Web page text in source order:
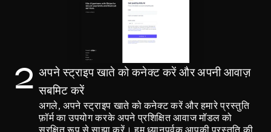
2 अपने स्ट्राइप खाते को कनेक्ट करें और अपनी आवाज़
सबमिट करें
अगले, अपने स्ट्राइप खाते को कनेक्ट करें और हमारे प्रस्तुति
फ़ॉर्म का उपयोग करके अपने प्रशिक्षित आवाज मॉडल को
सुरक्षित रूप से साझा करें। हम ध्यानपूर्वक आपकी प्रस्तुति की